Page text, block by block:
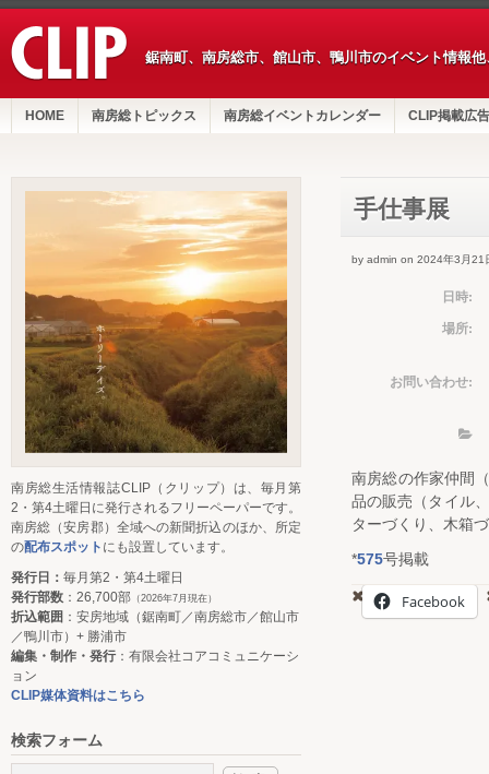
鋸南町、南房総市、館山市、鴨川市のイベント情報
HOME 南房総トピックス 南房総イベントカレンダー CLIP掲載広告
手仕事展
by admin on 2024年3月21
日時:
場所:
お問い合わせ:
南房総の作家仲間
品の販売（タイル
ターづくり、木箱
*575号掲載
Facebook
南房総生活情報誌CLIP（クリップ）は、毎月第
2・第4土曜日に発行されるフリーペーパーです。
南房総（安房郡）全域への新聞折込のほか、所定
の配布スポット にも設置しています。
発行日： 毎月第2・第4土曜日
発行部数 ：26,700部 （2026年7月現在）
折込範囲 ：安房地域（鋸南町／南房総市／館山市
／鴨川市）+ 勝浦市
編集・制作・発行：有限会社コアコミュニケーシ
ョン
CLIP媒体資料はこちら
検索フォーム